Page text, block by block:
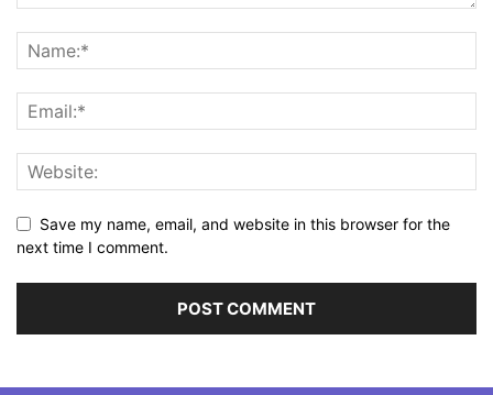
Save my name, email, and website in this browser for the
next time I comment.